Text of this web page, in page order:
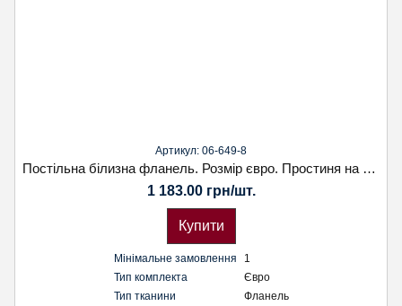
Артикул: 06-649-8
Постільна білизна фланель. Розмір євро. Простиня на резінці. Наволочка 70х70. Koloco
1 183.00 грн/шт.
Купити
Мінімальне замовлення
1
Тип комплекта
Євро
Тип тканини
Фланель